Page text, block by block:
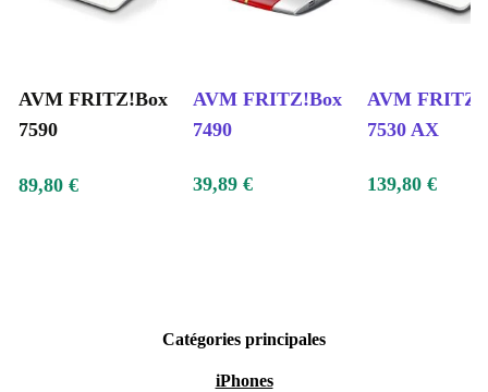
AVM FRITZ!Box
7590
AVM FRITZ!Box
7490
AVM
7530 AX
89,80 € 39,89 € 139,80 €
Catégories principales
iPhones